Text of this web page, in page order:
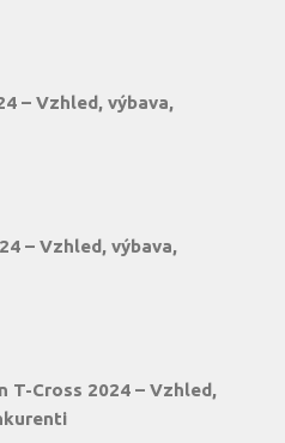
– Vzhled, výbava,
– Vzhled, výbava,
T-Cross 2024 – Vzhled,